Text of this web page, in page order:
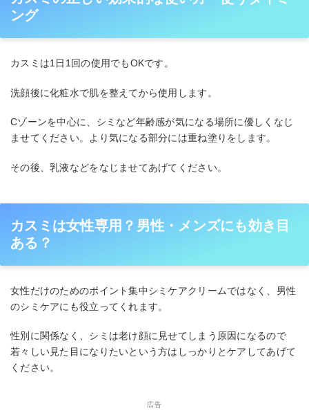
ング
カスミは1日1回の使用でもOKです。
洗顔後に化粧水で肌を整えてから使用します。
Cゾーンを中心に、シミなど年齢感が気になる場所に優しくなじ
ませてください。より気になる部分には重ね塗りをします。
その後、乳液などをなじませてあげてください。
カスミは女性専用？男性・メンズにも効き目
ある？
女性だけのためのポイント集中シミケアクリームではなく、男性
のシミケアにも役立ってくれます。
性別に関係なく、シミは老け顔に見せてしまう原因になるので
若々しい見た目になりたいという方はしっかりとケアしてあげて
ください。
広告